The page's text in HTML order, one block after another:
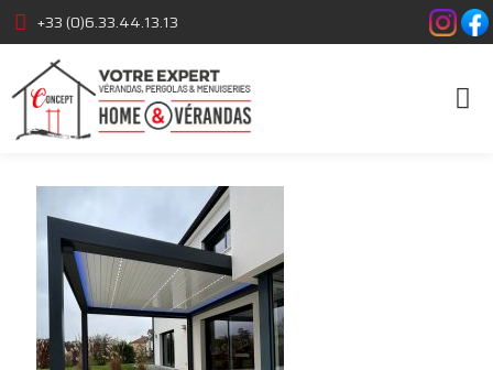
+33 (0)6.33.44.13.13